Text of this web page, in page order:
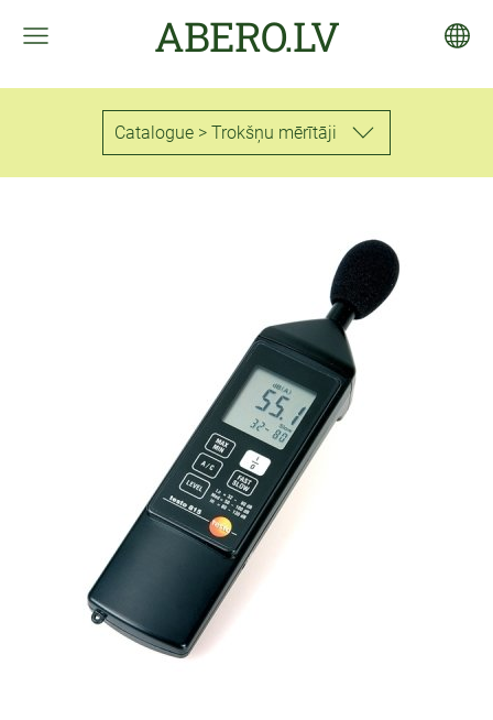
ABERO.LV
Catalogue > Trokšņu mērītāji